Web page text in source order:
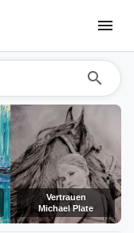
menu
search
Vertrauen
Michael Plate